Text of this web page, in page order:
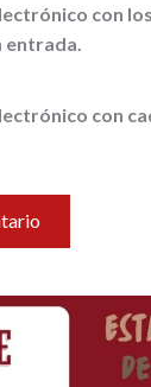
con
entrada.
con